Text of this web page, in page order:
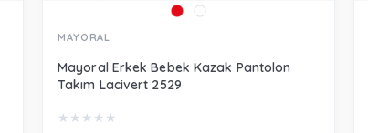
MAYORAL
Mayoral Erkek Bebek Kazak Pantolon
Takım Lacivert 2529
★ ★ ★ ★ ★